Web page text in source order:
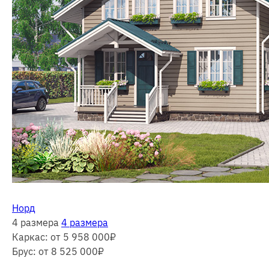
Норд
4 размера 4 размера
Каркас: от 5 958 000₽
Брус: от 8 525 000₽